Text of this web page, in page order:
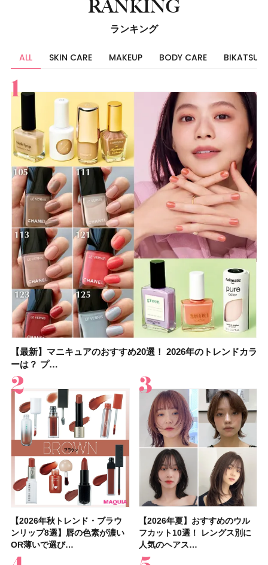
RANKING
ランキング
ALL SKIN CARE MAKEUP BODY CARE BIKATSU
すべて
【最新】マニキュアのおすすめ20選！ 2026年のトレンドカラ
ーは？ プ…
【2026年秋トレンド・ブラウ
ンリップ8選】唇の色素が濃い
OR薄いで選び…
【2026年夏】おすすめのウル
フカット10選！ レングス別に
人気のヘアス…
スキンケア
大野真理子さんのリピ買い「ブライトニング」14選！ 透明肌
の秘訣を公開
【石井美保さん】おすすめの
「ブライトニング」11選！ ス
キンケアからサプ…
【上田竜也さんのマイベストコ
スメ５選】大人になって開眼し
たからこそ愛が深…
メイク
【最新】マニキュアのおすすめ20選！ 2026年のトレンドカラ
ーは？ プ…
【2026年秋トレンド・ブラウ
ンリップ8選】唇の色素が濃い
OR薄いで選び…
【2026年新作】大人の「ピン
クリップ」おすすめ8選！ 唇の
色別にプロが…
ボディケア
【2026夏】「香水・フレグランス」ランキングTOP5！＜美
容マニア・マ…
【2026年】ボディ用日焼け止
めUVのおすすめ20選！ この夏
注目の人気…
【クリスマスコフレ2026】
HACCIのホリデーギフトが豪華
すぎると話題…
美活
【板野友美さんの美活】「実はうねりやすいクセ毛なんで
す」美しいロングヘア…
【簡単・夏バテ防止レシピ12
選】食欲がない日にもおすす
め！ さっぱりご飯…
【美容系・伊能忠敬界隈】上西
星来さんは5年間1日1万歩を継
続！ 歩くとき…
ヘア
【2026年夏】40代におすすめの髪型30選！ 若く見える・手
入れが楽な…
【2026年夏】おすすめのウル
フカット10選！ レングス別に
人気のヘアス…
【2026年夏】おすすめの髪型
36選！ショート・ボブ・ミディ
アム・ロング…
ライフスタイル
【フォロー＆いいねで当たる】中国割烹旅館 掬水亭の宿泊券
を1組2名様にプ…
【鈴木えみさんの愛用品30選】
コスメ・スキンケア・ヘアケア
etc.お気に…
【橋本環奈さんの美容Q&A】
顔用コスメで全身ケア！「お尻
や脚も喜んでくれ…
ビューティーズ
【セザンヌ】「ブライトカラーシーラー」新色グリーンが8/7
に発売｜既存色…
【セザンヌ】8/7新色追加！
「ウォータリーティントリップ
」10モモピュ…
【スック2026新作】秋コレク
ションを全品スウォッチ&イエ
ベブルベ分け！